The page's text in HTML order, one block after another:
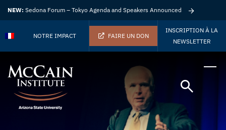
NEW: Sedona Forum – Tokyo Agenda and Speakers Announced
NOTRE IMPACT FAIRE UN DON
INSCRIPTION À LA
NEWSLETTER